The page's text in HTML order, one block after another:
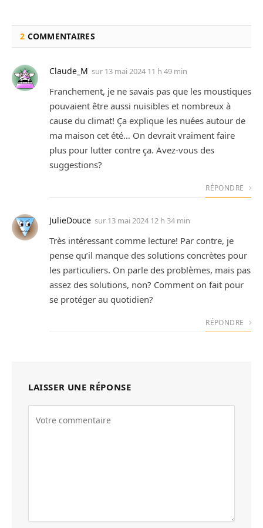
2 COMMENTAIRES
Claude_M sur 13 mai 2024 11 h 49 min
Franchement, je ne savais pas que les moustiques
pouvaient être aussi nuisibles et nombreux à
cause du climat! Ça explique les nuées autour de
ma maison cet été… On devrait vraiment faire
plus pour lutter contre ça. Avez-vous des
suggestions?
RÉPONDRE
JulieDouce sur 13 mai 2024 12 h 34 min
Très intéressant comme lecture! Par contre, je
pense qu’il manque des solutions concrètes pour
les particuliers. On parle des problèmes, mais pas
assez des solutions, non? Comment on fait pour
se protéger au quotidien?
RÉPONDRE
LAISSER UNE RÉPONSE